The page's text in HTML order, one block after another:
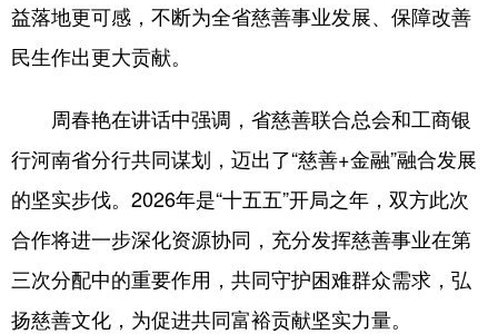
多语种频道
English
عربى Русский язык
日本語 한국어 Deutsch
Português
益落地更可感，不断为全省慈善事业发展、保障改善
民生作出更大贡献。
周春艳在讲话中强调，省慈善联合总会和工商银
行河南省分行共同谋划，迈出了“慈善+金融”融合发展
的坚实步伐。2026年是“十五五”开局之年，双方此次
合作将进一步深化资源协同，充分发挥慈善事业在第
三次分配中的重要作用，共同守护困难群众需求，弘
扬慈善文化，为促进共同富裕贡献坚实力量。